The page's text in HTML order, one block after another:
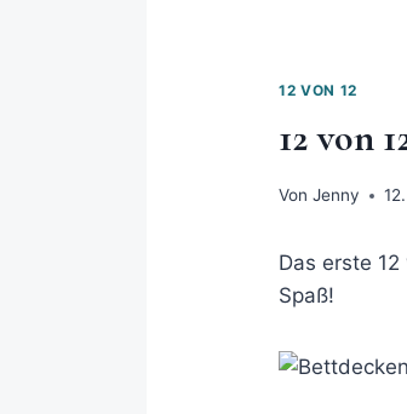
12 VON 12
12 von
Von Jenny
Das erste
Spaß!